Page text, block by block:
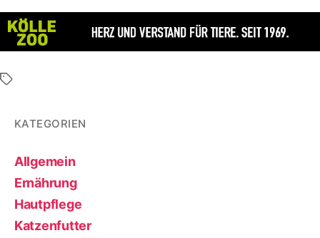
Schlagwörter
KATEGORIEN
Allgemein
Ernährung
Hautpflege
Katzenfutter